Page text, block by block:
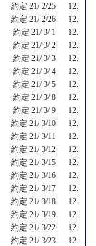
約定 21/ 2/25 12.
約定 21/ 2/26 12.
約定 21/ 3/ 1 12.
約定 21/ 3/ 2 12.
約定 21/ 3/ 3 12.
約定 21/ 3/ 4 12.
約定 21/ 3/ 5 12.
約定 21/ 3/ 8 12.
約定 21/ 3/ 9 12.
約定 21/ 3/10 12.
約定 21/ 3/11 12.
約定 21/ 3/12 12.
約定 21/ 3/15 12.
約定 21/ 3/16 12.
約定 21/ 3/17 12.
約定 21/ 3/18 12.
約定 21/ 3/19 12.
約定 21/ 3/22 12.
約定 21/ 3/23 12.